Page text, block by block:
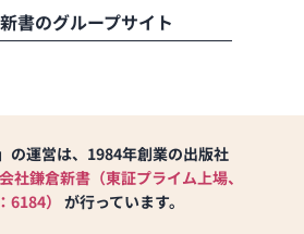
スの
の
のご
話時
書のグループサイト
の運営は、1984年創業の出版社
社鎌倉新書（東証プライム上場、
6184）
が行っています。